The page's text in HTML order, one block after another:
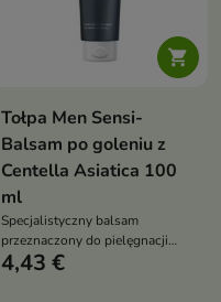

Tołpa Men Sensi-
Balsam po goleniu z
Centella Asiatica 100
ml
Specjalistyczny balsam
przeznaczony do pielęgnacji
męskiej skóry po goleniu,
4,43 €